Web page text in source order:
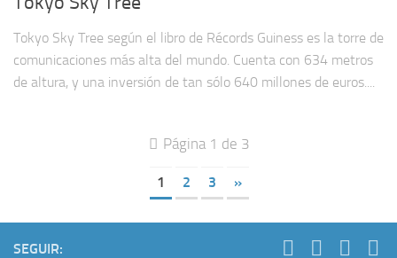
Tokyo Sky Tree según el libro de Récords Guiness es la torre de
comunicaciones más alta del mundo. Cuenta con 634 metros
de altura, y una inversión de tan sólo 640 millones de euros....
Página 1 de 3
1 2 3 »
SEGUIR: